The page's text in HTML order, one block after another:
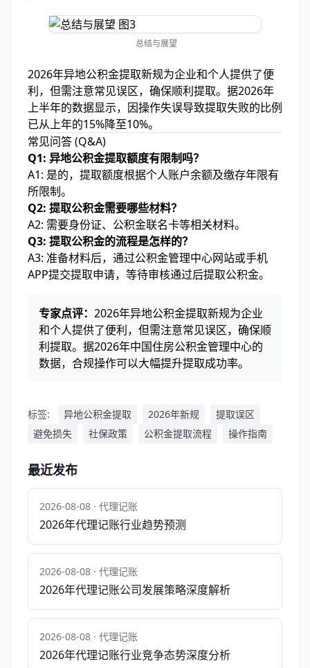
总结与展望
2026年异地公积金提取新规为企业和个人提供了便
利，但需注意常见误区，确保顺利提取。据2026年
上半年的数据显示，因操作失误导致提取失败的比例
已从上年的15%降至10%。
常见问答 (Q&A)
Q1: 异地公积金提取额度有限制吗？
A1: 是的，提取额度根据个人账户余额及缴存年限有
所限制。
Q2: 提取公积金需要哪些材料？
A2: 需要身份证、公积金联名卡等相关材料。
Q3: 提取公积金的流程是怎样的？
A3: 准备材料后，通过公积金管理中心网站或手机
APP提交提取申请，等待审核通过后提取公积金。
专家点评： 2026年异地公积金提取新规为企业
和个人提供了便利，但需注意常见误区，确保顺
利提取。据2026年中国住房公积金管理中心的
数据，合规操作可以大幅提升提取成功率。
标签: 异地公积金提取 2026年新规
提取误区
避免损失
社保政策 公积金提取流程 操作指南
最近发布
2026-08-08 · 代理记账
2026年代理记账行业趋势预测
2026-08-08 · 代理记账
2026年代理记账公司发展策略深度解析
2026-08-08 · 代理记账
2026年代理记账行业竞争态势深度分析